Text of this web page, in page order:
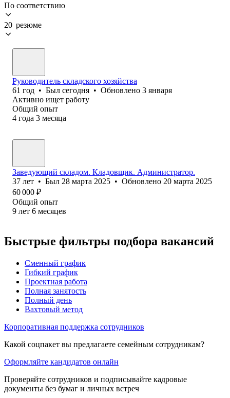
По соответствию
20 резюме
Руководитель складского хозяйства
61 год • Был сегодня • Обновлено 3 января
Активно ищет работу
Общий опыт
4 года 3 месяца
Заведующий складом. Кладовщик. Администратор.
37 лет • Был 28 марта 2025 • Обновлено 20 марта 2025
60 000 ₽
Общий опыт
9 лет 6 месяцев
Быстрые фильтры подбора вакансий
Сменный график
Гибкий график
Проектная работа
Полная занятость
Полный день
Вахтовый метод
Корпоративная поддержка сотрудников
Какой соцпакет вы предлагаете семейным сотрудникам?
Оформляйте кандидатов онлайн
Проверяйте сотрудников и подписывайте кадровые
документы без бумаг и личных встреч